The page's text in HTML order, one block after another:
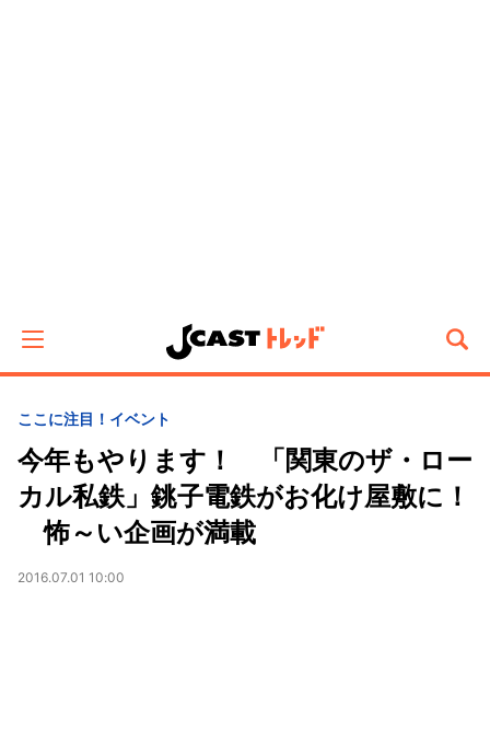
ここに注目！ イベント
今年もやります！ 「関東のザ・ロー
カル私鉄」銚子電鉄がお化け屋敷に！
怖～い企画が満載
2016.07.01 10:00